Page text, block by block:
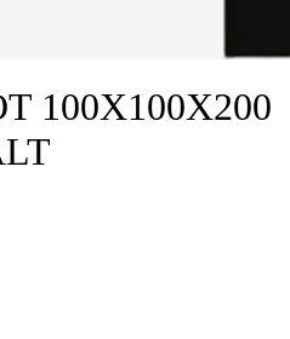
100X100X200